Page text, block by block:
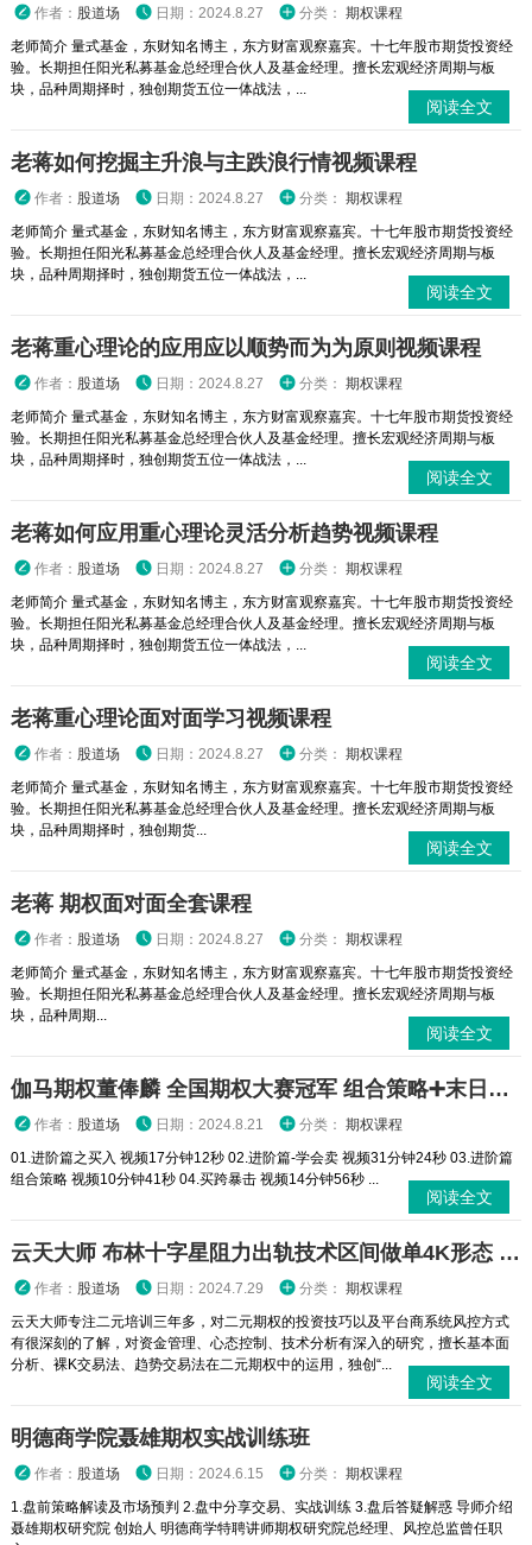
作者： 股道场 日期：2024.8.27 分类： 期权课程
老师简介 量式基金，东财知名博主，东方财富观察嘉宾。十七年股市期货投资经
验。长期担任阳光私募基金总经理合伙人及基金经理。擅长宏观经济周期与板
块，品种周期择时，独创期货五位一体战法，...
阅读全文
老蒋如何挖掘主升浪与主跌浪行情视频课程
作者： 股道场 日期：2024.8.27 分类： 期权课程
老师简介 量式基金，东财知名博主，东方财富观察嘉宾。十七年股市期货投资经
验。长期担任阳光私募基金总经理合伙人及基金经理。擅长宏观经济周期与板
块，品种周期择时，独创期货五位一体战法，...
阅读全文
老蒋重心理论的应用应以顺势而为为原则视频课程
作者： 股道场 日期：2024.8.27 分类： 期权课程
老师简介 量式基金，东财知名博主，东方财富观察嘉宾。十七年股市期货投资经
验。长期担任阳光私募基金总经理合伙人及基金经理。擅长宏观经济周期与板
块，品种周期择时，独创期货五位一体战法，...
阅读全文
老蒋如何应用重心理论灵活分析趋势视频课程
作者： 股道场 日期：2024.8.27 分类： 期权课程
老师简介 量式基金，东财知名博主，东方财富观察嘉宾。十七年股市期货投资经
验。长期担任阳光私募基金总经理合伙人及基金经理。擅长宏观经济周期与板
块，品种周期择时，独创期货五位一体战法，...
阅读全文
老蒋重心理论面对面学习视频课程
作者： 股道场 日期：2024.8.27 分类： 期权课程
老师简介 量式基金，东财知名博主，东方财富观察嘉宾。十七年股市期货投资经
验。长期担任阳光私募基金总经理合伙人及基金经理。擅长宏观经济周期与板
块，品种周期择时，独创期货...
阅读全文
老蒋 期权面对面全套课程
作者： 股道场 日期：2024.8.27 分类： 期权课程
老师简介 量式基金，东财知名博主，东方财富观察嘉宾。十七年股市期货投资经
验。长期担任阳光私募基金总经理合伙人及基金经理。擅长宏观经济周期与板
块，品种周期...
阅读全文
伽马期权董俸麟 全国期权大赛冠军 组合策略➕末日轮视频课程
作者： 股道场 日期：2024.8.21 分类： 期权课程
01.进阶篇之买入 视频17分钟12秒 02.进阶篇-学会卖 视频31分钟24秒 03.进阶篇
组合策略 视频10分钟41秒 04.买跨暴击 视频14分钟56秒 ...
阅读全文
云天大师 布林十字星阻力出轨技术区间做单4K形态 二元期权外汇实战培训视频课程
作者： 股道场 日期：2024.7.29 分类： 期权课程
云天大师专注二元培训三年多，对二元期权的投资技巧以及平台商系统风控方式
有很深刻的了解，对资金管理、心态控制、技术分析有深入的研究，擅长基本面
分析、裸K交易法、趋势交易法在二元期权中的运用，独创“...
阅读全文
明德商学院聂雄期权实战训练班
作者： 股道场 日期：2024.6.15 分类： 期权课程
1.盘前策略解读及市场预判 2.盘中分享交易、实战训练 3.盘后答疑解惑 导师介绍
聂雄期权研究院 创始人 明德商学特聘讲师期权研究院总经理、风控总监曾任职